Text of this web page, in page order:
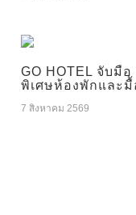
GO HOTEL จับมื
พิเศษห้องพักและมื้
7 สิงหาคม 2569